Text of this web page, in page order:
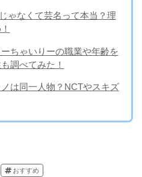
ゃなくて芸名って本当？理
ちゃいりーの職業や年齢を
調べてみた！
は同一人物？NCTやスキズ
おすすめ